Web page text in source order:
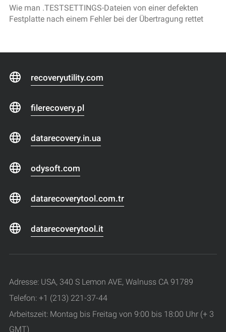
Wie man .TESTSETTINGS-Dateien von einer defekten
Festplatte nach einem Fehler bei der Übertragung rettet
recoveryutility.com
filerecovery.pl
datarecovery.in.ua
odysoft.com
datarecoverytool.com.tr
datarecoverytool.it
Adresse: USA, 340 S Lemon AVE, Walnuss CA 91789
Telefon: +1 (213) 221-37-44
Arbeitszeit: Montag bis Freitag von 9:00 bis 18:00 Uhr (+ 3
GMT)